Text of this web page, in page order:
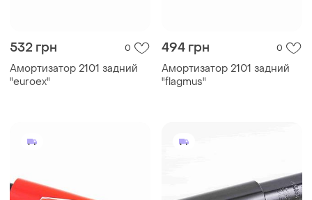
532 грн 0
Амортизатор 2101 задний
"euroex"
494 грн 0
Амортизатор 2101 задний
"flagmus"